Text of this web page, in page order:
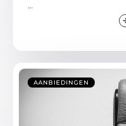
...
AANBIEDINGEN